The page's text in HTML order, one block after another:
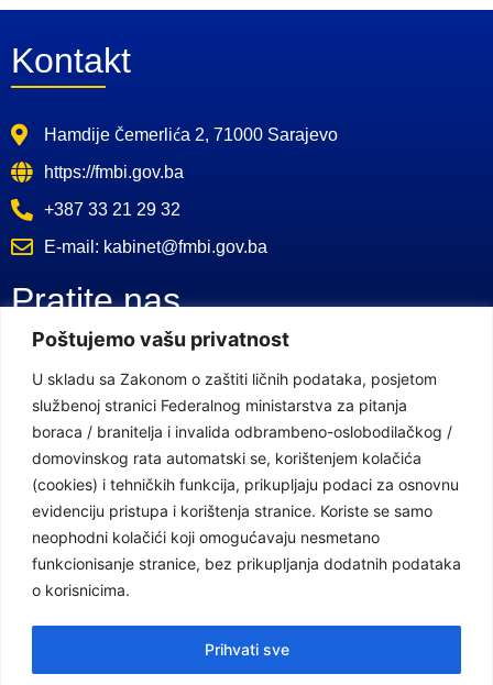
Poštujemo vašu privatnost
U skladu sa Zakonom o zaštiti ličnih podataka, posjetom
službenoj stranici Federalnog ministarstva za pitanja
boraca / branitelja i invalida odbrambeno-oslobodilačkog /
domovinskog rata automatski se, korištenjem kolačića
(cookies) i tehničkih funkcija, prikupljaju podaci za osnovnu
evidenciju pristupa i korištenja stranice. Koriste se samo
neophodni kolačići koji omogućavaju nesmetano
funkcionisanje stranice, bez prikupljanja dodatnih podataka
o korisnicima.
Prihvati sve
Kontakt
Hamdije Čemerlića 2, 71000 Sarajevo
https://fmbi.gov.ba
+387 33 21 29 32
E-mail: kabinet@fmbi.gov.ba
Pratite nas
Facebook Stranica
Youtube Kanal
Linkovi
Vlada Federacije Bosne i Hercegovine
Federalno ministarstvo finansija
Federalno ministarstvo rada i socijalne politike